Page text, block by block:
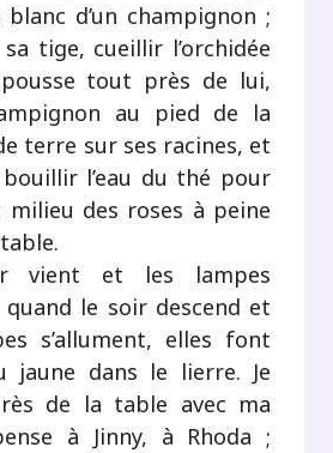
d’un champignon ;
tige, cueillir l’orchidée
tout près de lui,
au pied de la
terre sur ses racines, et
l’eau du thé pour
milieu des roses à peine
vient et les lampes
quand le soir descend et
s’allument, elles font
jaune dans le lierre. Je
de la table avec ma
à Jinny, à Rhoda ;